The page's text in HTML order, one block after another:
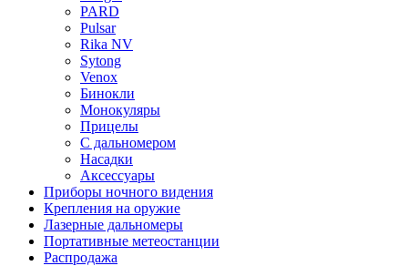
PARD
Pulsar
Rika NV
Sytong
Venox
Бинокли
Монокуляры
Прицелы
С дальномером
Насадки
Аксессуары
Приборы ночного видения
Крепления на оружие
Лазерные дальномеры
Портативные метеостанции
Распродажа